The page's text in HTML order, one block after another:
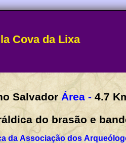
Cova da Lixa
Salvador Área - 4.7
heráldica do brasão e
da Associação dos